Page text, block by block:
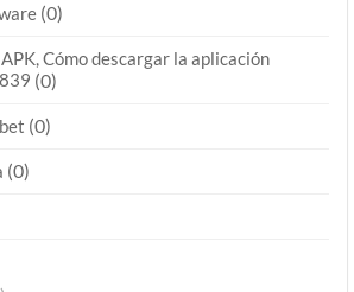
(0)
Cómo descargar la aplicación
(0)
(0)
(0)